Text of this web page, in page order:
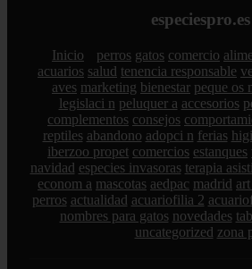
especiespro.es
Inicio perros gatos comercio
acuarios salud tenencia responsable
aves marketing bienestar peque os
legislaci n peluquer a accesorios
complementos consejos
reptiles abandono adopci n ferias
iberzoo propet comercios estanques
navidad especies invasoras terapia
econom a mascotas aedpac madrid
perros actualidad acuariofilia 2
nombres para gatos novedades
uncategorized zona